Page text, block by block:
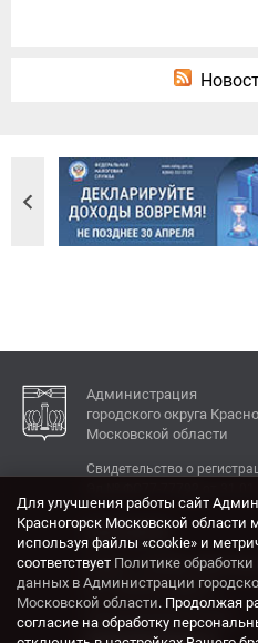
Администрация
городского округа
Московской области
Свидетельство о
КОНТАКТЫ
Адрес: 143404,
ул. Ленина, дом 4.
Электронная почта:
krasrn@mosreg.ru
Для улучшения работы сайт
Красногорск Московской области
используя файлы «cookie» и
соответствует Политике
данных в Администрации
Московской области. Продолжая
согласие на обработку